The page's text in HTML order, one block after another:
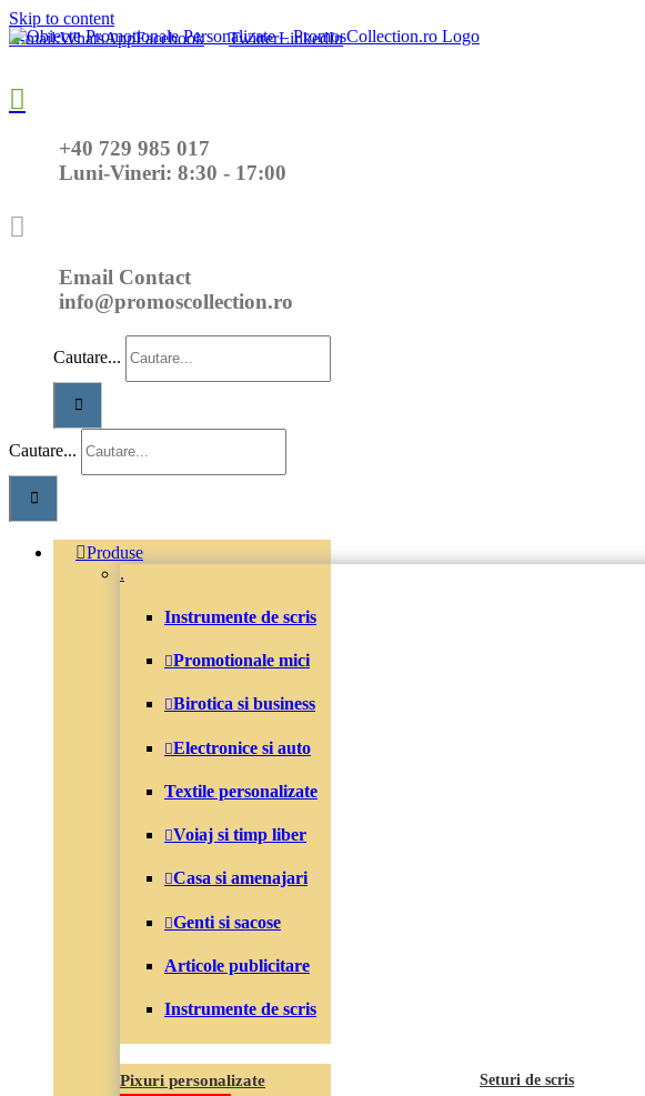
Skip to content
E-mail:WhatsAppFacebook TwitterLinkedIn
+40 729 985 017
Luni-Vineri: 8:30 - 17:00
Email Contact
info@promoscollection.ro
Cautare...
Cautare...
Produse
.
Instrumente de scris
Promotionale mici
Birotica si business
Electronice si auto
Textile personalizate
Voiaj si timp liber
Casa si amenajari
Genti si sacose
Articole publicitare
Instrumente de scris
Pixuri personalizate
Seturi de scris